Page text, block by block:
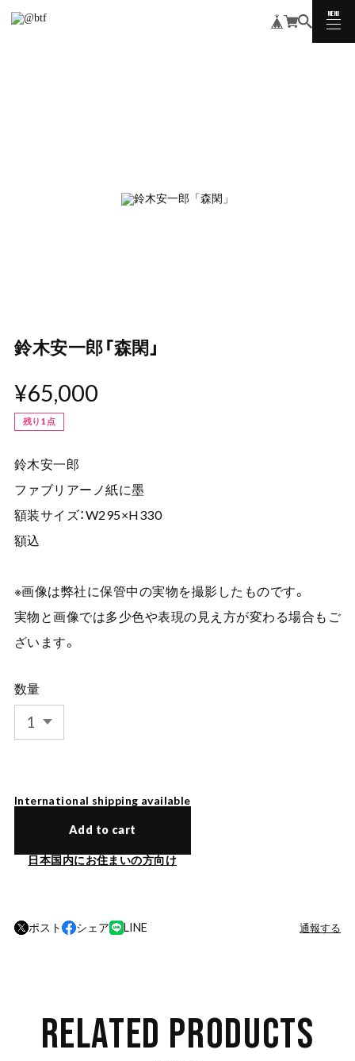
MENU
CLOSE
鈴木安一郎「森閑」
¥65,000
残り1点
鈴木安一郎
ファブリアーノ紙に墨
額装サイズ：W295×H330
額込
※画像は弊社に保管中の実物を撮影したものです。
実物と画像では多少色や表現の見え方が変わる場合もご
ざいます。
数量
International shipping available
Add to cart
日本国内にお住まいの方向け
ポスト シェア LINE 通報する
RELATED PRODUCTS